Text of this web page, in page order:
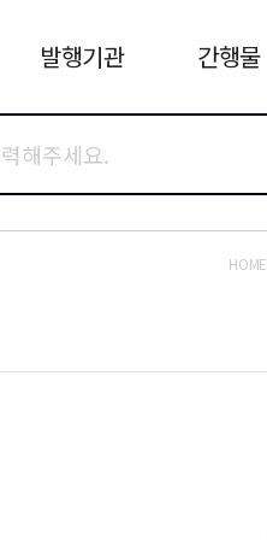
발행기관 간행물
HOME